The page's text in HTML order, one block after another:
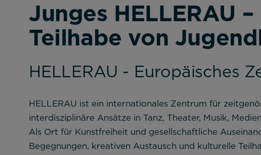
Junges HELLERAU
Teilhabe von
HELLERAU - Europäisches
HELLERAU ist ein internationales Zentrum für
interdisziplinäre Ansätze in Tanz, Theater, Musik,
Als Ort für Kunstfreiheit und gesellschaftliche
Begegnungen, kreativen Austausch und kulturelle